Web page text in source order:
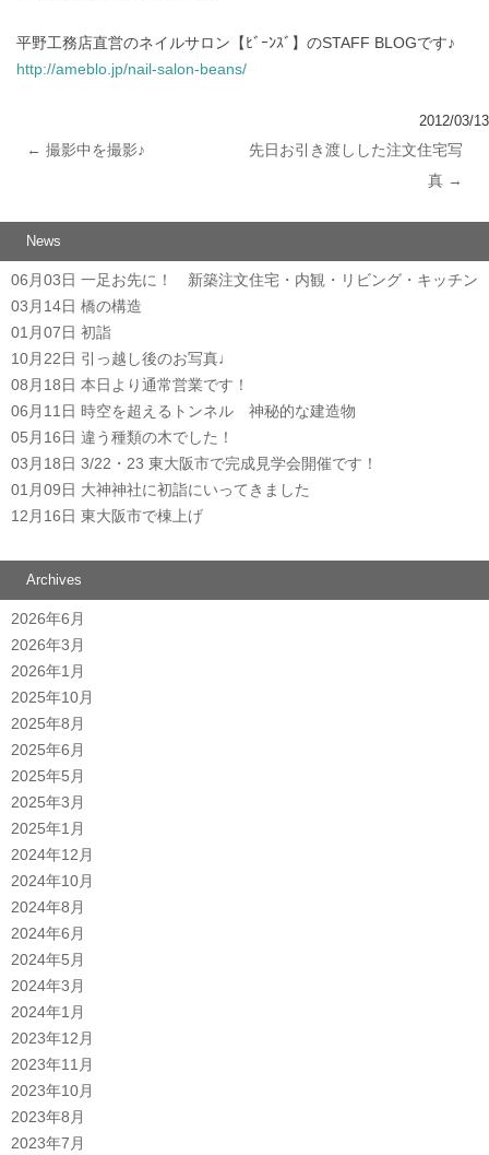
平野工務店直営のネイルサロン【ﾋﾞｰﾝｽﾞ】のSTAFF BLOGです♪
http://ameblo.jp/nail-salon-beans/
2012/03/13
← 撮影中を撮影♪
先日お引き渡しした注文住宅写
真 →
News
06月03日 一足お先に！ 新築注文住宅・内観・リビング・キッチン
03月14日 橋の構造
01月07日 初詣
10月22日 引っ越し後のお写真♩
08月18日 本日より通常営業です！
06月11日 時空を超えるトンネル 神秘的な建造物
05月16日 違う種類の木でした！
03月18日 3/22・23 東大阪市で完成見学会開催です！
01月09日 大神神社に初詣にいってきました
12月16日 東大阪市で棟上げ
Archives
2026年6月
2026年3月
2026年1月
2025年10月
2025年8月
2025年6月
2025年5月
2025年3月
2025年1月
2024年12月
2024年10月
2024年8月
2024年6月
2024年5月
2024年3月
2024年1月
2023年12月
2023年11月
2023年10月
2023年8月
2023年7月